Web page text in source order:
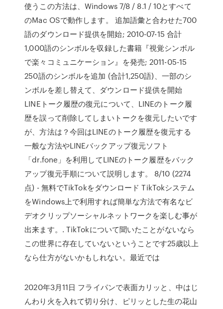
使うこの方法は、Windows 7/8 / 8.1 / 10とすべて
のMac OSで動作します。 追加語彙と合わせた700
語のダウンロード提供を開始; 2010-07-15 合計
1,000語のシンボルを収録した書籍『視覚シンボル
で楽々コミュニケーション』を発売; 2011-05-15
250語のシンボルを追加 (合計1,250語)、一部のシ
ンボルを差し替えて、ダウンロード提供を開始
LINEトーク履歴の復元について、LINEのトーク履
歴を誤って削除してしまいトークを復元したいです
が、方法は？今回はLINEのトーク履歴を復元する
一般な方法やLINEバックアップ復元ソフト
「dr.fone」を利用してLINEのトーク履歴をバック
アップ復元手順について説明します。 8/10 (2274
点) - 無料でTikTokをダウンロード TikTokシステム
をWindows上で利用すれば簡単な方法で有名なビ
デオクリップソーシャルネットワークを楽しむ事が
出来ます。. TikTokについて聞いたことがないなら
この世界に存在していないということです25歳以上
なら仕方がないかもしれない。最近では
2020年3月11日 フライパンで表面カリッと、中はじ
んわり火を入れて切り分け、ピリッとした生の花山